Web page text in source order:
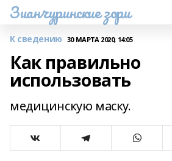
Зианчуринские зори
К сведению 30 МАРТА 2020, 14:05
Как правильно
использовать
медицинскую маску.